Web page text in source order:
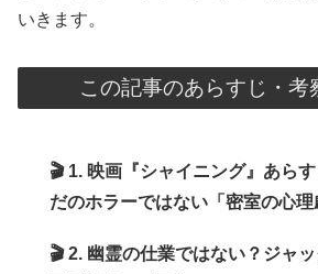
いきます。
この記事のあらすじ・考
🎬 1. 映画『シャイニング』あら
だのホラーではない「密室の心理
🎬 2. 幽霊の仕業ではない？ジャ